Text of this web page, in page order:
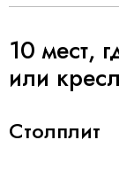
10 мест,
или
Столплит